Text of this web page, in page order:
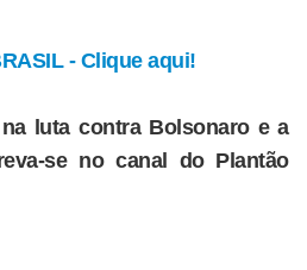
- Clique aqui!
luta contra Bolsonaro e a
se no canal do Plantão